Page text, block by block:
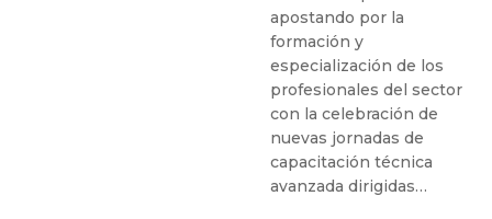
apostando por la
formación y
especialización de los
profesionales del sector
con la celebración de
nuevas jornadas de
capacitación técnica
avanzada dirigidas…